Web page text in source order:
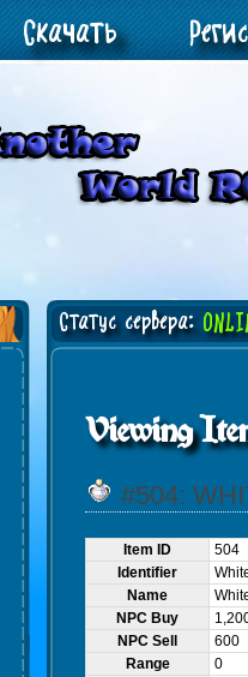
Скачать
Статус сервера:
Viewing
#504:
Item ID
504
Identifier
Name
NPC Buy
NPC Sell
600
Range
0